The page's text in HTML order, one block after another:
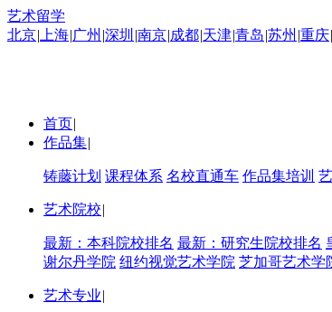
艺术留学
北京| 上海|广州 |深圳 |南京|成都|天津|青岛|苏州 |重庆|
首页|
作品集|
铸藤计划 课程体系 名校直通车 作品集培训
艺术院校|
最新：本科院校排名 最新：研究生院校排名
谢尔丹学院 纽约视觉艺术学院 芝加哥艺术学
艺术专业|